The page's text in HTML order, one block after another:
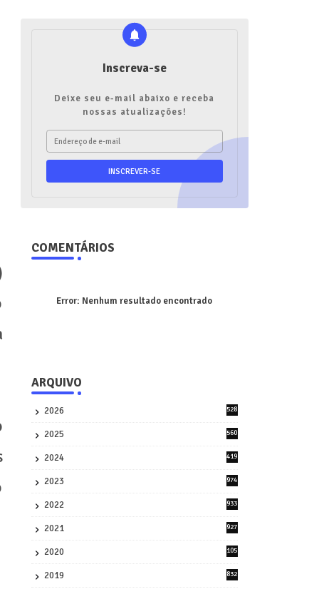
Inscreva-se
Deixe seu e-mail abaixo e receba
nossas atualizações!
COMENTÁRIOS
Error: Nenhum resultado encontrado
ARQUIVO
2026
528
2025
560
2024
419
2023
974
2022
933
2021
927
2020
105
2019
832